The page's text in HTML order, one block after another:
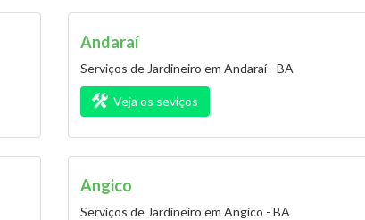
Andaraí
Serviços de Jardineiro em Andaraí - BA
Veja os seviços
Angico
Serviços de Jardineiro em Angico - BA